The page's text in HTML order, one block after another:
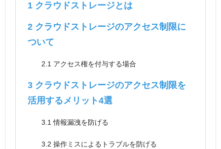
1 クラウドストレージとは
2 クラウドストレージのアクセス制限に
ついて
2.1 アクセス権を付与する場合
3 クラウドストレージのアクセス制限を
活用するメリット4選
3.1情報漏洩を防げる
3.2 操作ミスによるトラブルを防げる